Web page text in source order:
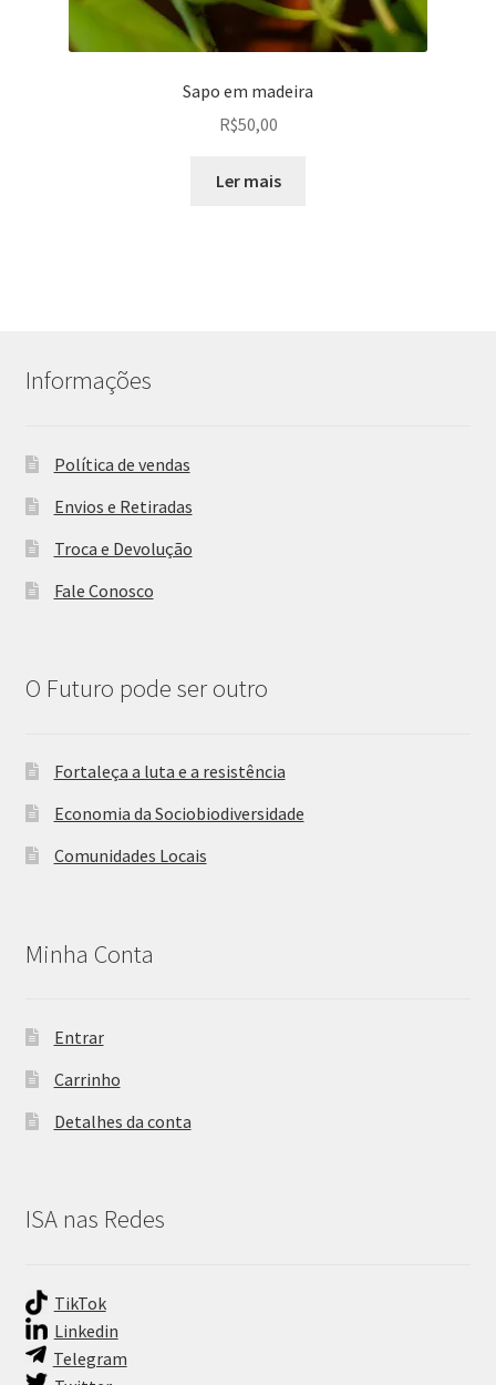
Sapo em madeira
R$50,00
Ler mais
Informações
Política de vendas
Envios e Retiradas
Troca e Devolução
Fale Conosco
O Futuro pode ser outro
Fortaleça a luta e a resistência
Economia da Sociobiodiversidade
Comunidades Locais
Minha Conta
Entrar
Carrinho
Detalhes da conta
ISA nas Redes
TikTok
Linkedin
Telegram